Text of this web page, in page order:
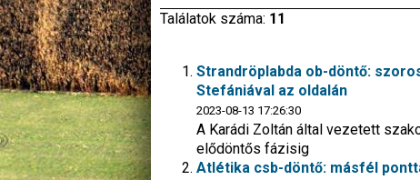
Találatok száma: 11
Strandröplabda ob-döntő:
Stefániával az oldalán
2023-08-13 17:26:30
A Karádi Zoltán által vezetett
elődöntős fázisig
Atlétika csb-döntő: másfél